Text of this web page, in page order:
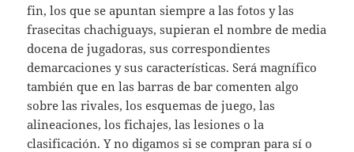
fin, los que se apuntan siempre a las fotos y las
frasecitas chachiguays, supieran el nombre de media
docena de jugadoras, sus correspondientes
demarcaciones y sus características. Será magnífico
también que en las barras de bar comenten algo
sobre las rivales, los esquemas de juego, las
alineaciones, los fichajes, las lesiones o la
clasificación. Y no digamos si se compran para sí o